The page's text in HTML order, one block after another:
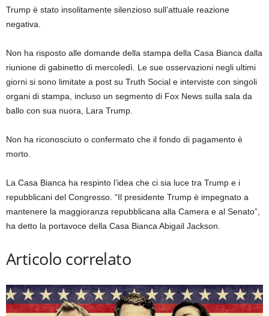
Trump è stato insolitamente silenzioso sull’attuale reazione
negativa.
Non ha risposto alle domande della stampa della Casa Bianca dalla
riunione di gabinetto di mercoledì. Le sue osservazioni negli ultimi
giorni si sono limitate a post su Truth Social e interviste con singoli
organi di stampa, incluso un segmento di Fox News sulla sala da
ballo con sua nuora, Lara Trump.
Non ha riconosciuto o confermato che il fondo di pagamento è
morto.
La Casa Bianca ha respinto l’idea che ci sia luce tra Trump e i
repubblicani del Congresso. “Il presidente Trump è impegnato a
mantenere la maggioranza repubblicana alla Camera e al Senato”,
ha detto la portavoce della Casa Bianca Abigail Jackson.
Articolo correlato